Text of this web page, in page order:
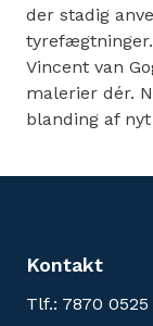
der stadig
Vincent van
malerier dér.
blanding af
Kontakt
Tlf.: 7870 0525